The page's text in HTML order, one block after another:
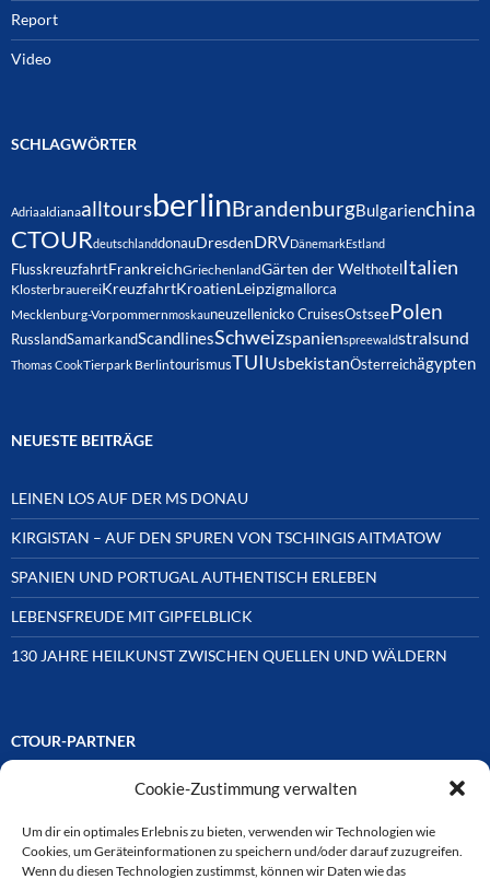
Cookie-Zustimmung verwalten
Um dir ein optimales Erlebnis zu bieten, verwenden wir Technologien wie
Cookies, um Geräteinformationen zu speichern und/oder darauf zuzugreifen.
Wenn du diesen Technologien zustimmst, können wir Daten wie das
Report
Video
SCHLAGWÖRTER
AdriaaldianaalltoursberlinBrandenburgBulgarienchina
CTOURdeutschlanddonauDresdenDRVDänemarkEstland
FlusskreuzfahrtFrankreichGriechenlandGärten der Welthotel Italien
KlosterbrauereiKreuzfahrtKroatienLeipzigmallorca
Mecklenburg-Vorpommernmoskauneuzellenicko CruisesOstseePolen
RusslandSamarkandScandlinesSchweizspanienspreewaldstralsund
Thomas CookTierpark BerlintourismusTUIUsbekistanÖsterreichägypten
NEUESTE BEITRÄGE
LEINEN LOS AUF DER MS DONAU
KIRGISTAN – AUF DEN SPUREN VON TSCHINGIS AITMATOW
SPANIEN UND PORTUGAL AUTHENTISCH ERLEBEN
LEBENSFREUDE MIT GIPFELBLICK
130 JAHRE HEILKUNST ZWISCHEN QUELLEN UND WÄLDERN
CTOUR-PARTNER
Unsere Reisejournalisten-Vereinigung ist über Mitglieder und
ausgewählten Partnern der Medien- und Tourismusbranche
verbunden. Hier eine
Auswahl der Online-Plattformen: